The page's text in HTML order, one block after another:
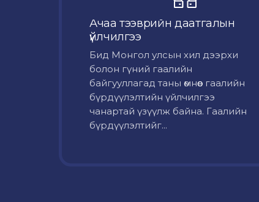
Ачаа тээврийн даатгалын
үйлчилгээ
Бид Монгол улсын хил дээрхи
болон гүний гаалийн
байгууллагад таны өмнөөс гаалийн
бүрдүүлэлтийн үйлчилгээ
чанартай үзүүлж байна. Гаалийн
бүрдүүлэлтийг...